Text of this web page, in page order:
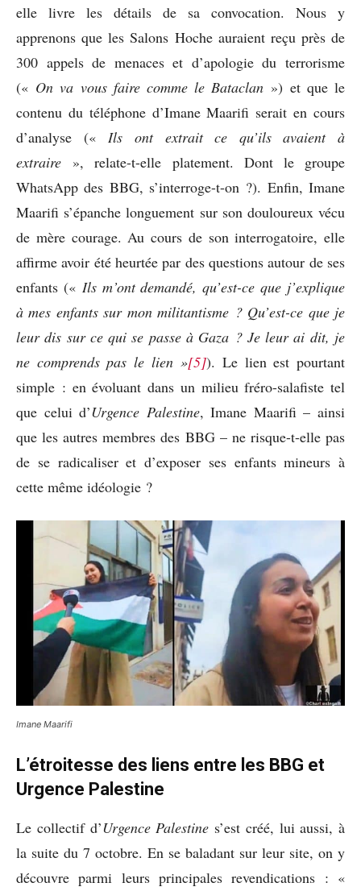
elle livre les détails de sa convocation. Nous y
apprenons que les Salons Hoche auraient reçu près de
300 appels de menaces et d’apologie du terrorisme
(« On va vous faire comme le Bataclan ») et que le
contenu du téléphone d’Imane Maarifi serait en cours
d’analyse (« Ils ont extrait ce qu’ils avaient à
extraire », relate-t-elle platement. Dont le groupe
WhatsApp des BBG, s’interroge-t-on ?). Enfin, Imane
Maarifi s’épanche longuement sur son douloureux vécu
de mère courage. Au cours de son interrogatoire, elle
affirme avoir été heurtée par des questions autour de ses
enfants (« Ils m’ont demandé, qu’est-ce que j’explique
à mes enfants sur mon militantisme ? Qu’est-ce que je
leur dis sur ce qui se passe à Gaza ? Je leur ai dit, je
ne comprends pas le lien »[5]). Le lien est pourtant
simple : en évoluant dans un milieu fréro-salafiste tel
que celui d’Urgence Palestine, Imane Maarifi – ainsi
que les autres membres des BBG – ne risque-t-elle pas
de se radicaliser et d’exposer ses enfants mineurs à
cette même idéologie ?
Imane Maarifi
L’étroitesse des liens entre les BBG et
Urgence Palestine
Le collectif d’Urgence Palestine s’est créé, lui aussi, à
la suite du 7 octobre. En se baladant sur leur site, on y
découvre parmi leurs principales revendications : «